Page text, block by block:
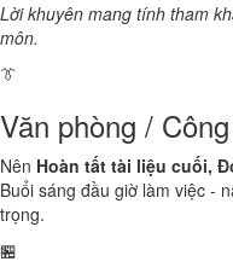
Lời khuyên mang tính tham
môn.
👔
Văn phòng /
Nên Hoàn tất tài liệu cuối,
Buổi sáng đầu giờ làm việc -
trọng.
🏪